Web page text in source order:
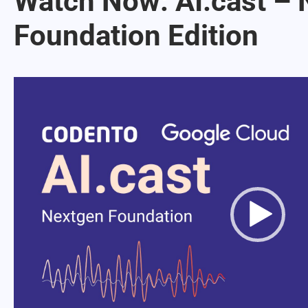
Foundation Edition